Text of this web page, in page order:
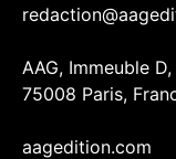
AAG, Immeuble
75008 Paris,
aagedition.com